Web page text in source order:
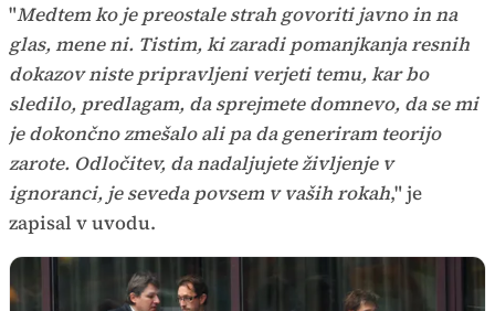
"Medtem ko je preostale strah govoriti javno in na
glas, mene ni. Tistim, ki zaradi pomanjkanja resnih
dokazov niste pripravljeni verjeti temu, kar bo
sledilo, predlagam, da sprejmete domnevo, da se mi
je dokončno zmešalo ali pa da generiram teorijo
zarote. Odločitev, da nadaljujete življenje v
ignoranci, je seveda povsem v vaših rokah," je
zapisal v uvodu.